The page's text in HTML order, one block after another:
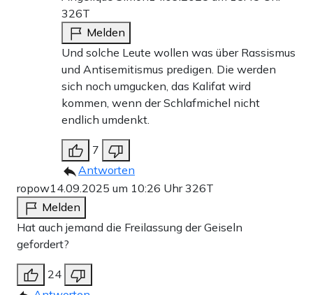
326T
Melden
Und solche Leute wollen was über Rassismus
und Antisemitismus predigen. Die werden
sich noch umgucken, das Kalifat wird
kommen, wenn der Schlafmichel nicht
endlich umdenkt.
7
Antworten
ropow14.09.2025 um 10:26 Uhr326T
Melden
Hat auch jemand die Freilassung der Geiseln
gefordert?
24